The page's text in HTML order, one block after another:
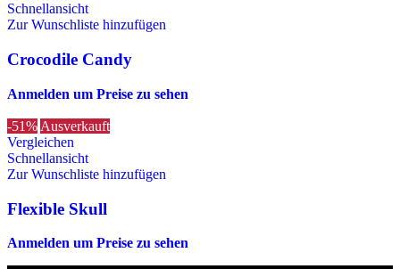
Schnellansicht
Zur Wunschliste hinzufügen
Crocodile Candy
Anmelden um Preise zu sehen
-51% Ausverkauft
Vergleichen
Schnellansicht
Zur Wunschliste hinzufügen
Flexible Skull
Anmelden um Preise zu sehen